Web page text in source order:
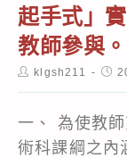
起手式」
教師參與。
Postklgsh211
Post
一、 為使教
術科課綱之內